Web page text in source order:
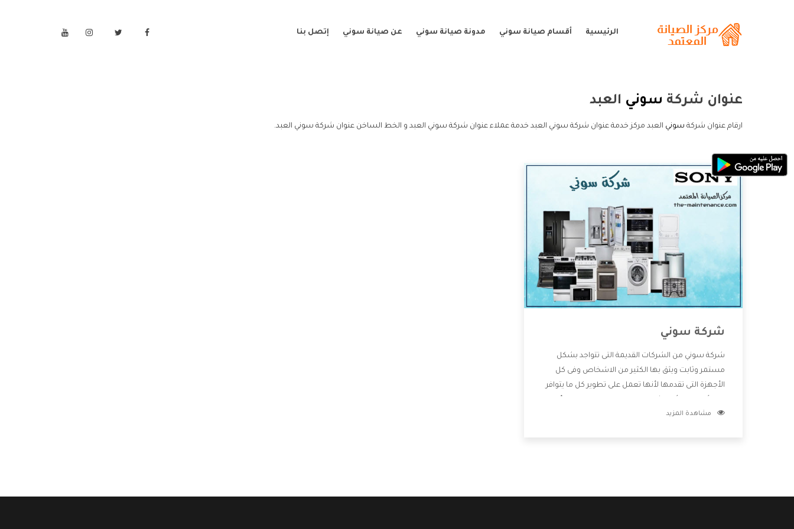
الرئيسية أقسام صيانة سوني مدونة صيانة سوني عن صيانة سوني إتصل بنا
عنوان شركة سوني العبد
ارقام عنوان شركة سوني العبد مركز خدمة عنوان شركة سوني العبد خدمة عملاء عنوان شركة سوني العبد و الخط الساخن عنوان شركة سوني العبد.
شركة سوني
شركة سوني من الشركات القديمة التى تتواجد بشكل
مستمر وثابت ويثق بها الكثير من الاشخاص وفى كل
الأجهزة التى تقدمها لأنها تعمل على تطوير كل ما يتوافر
خدمات ما بعد البيع مع المنتجات وتقدم للعملاء أقوى
مشاهدة المزيد